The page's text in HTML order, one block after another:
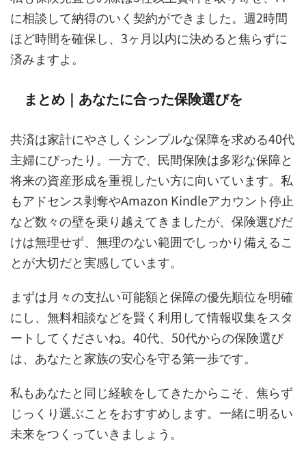
に相談して納得のいく契約ができました。週2時間
ほど時間を確保し、3ヶ月以内に決めると焦らずに
済みますよ。
まとめ｜あなたに合った保険選びを
共済は家計にやさしくシンプルな保障を求める40代
主婦にぴったり。一方で、民間保険は多彩な保障と
将来の資産形成を重視したい方に向いています。私
もアドセンス剥奪やAmazon Kindleアカウント停止
など数々の壁を乗り越えてきましたが、保険選びだ
けは無理せず、無理のない範囲でしっかり備えるこ
とが大切だと実感しています。
まずは月々の支払い可能額と保障の優先順位を明確
にし、無料相談などを賢く利用して情報収集をスタ
ートしてくださいね。40代、50代からの保険選び
は、あなたと家族の安心を守る第一歩です。
私もあなたと同じ経験をしてきたからこそ、焦らず
じっくり選ぶことをおすすめします。一緒に明るい
未来をつくっていきましょう。